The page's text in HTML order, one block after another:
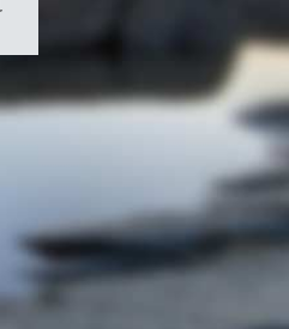
Symbole
gouvernement